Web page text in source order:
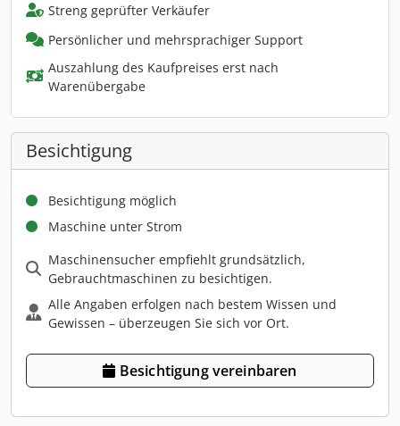
Streng geprüfter Verkäufer
Persönlicher und mehrsprachiger Support
Auszahlung des Kaufpreises erst nach
Warenübergabe
Besichtigung
Besichtigung möglich
Maschine unter Strom
Maschinensucher empfiehlt grundsätzlich,
Gebrauchtmaschinen zu besichtigen.
Alle Angaben erfolgen nach bestem Wissen und
Gewissen – überzeugen Sie sich vor Ort.
Besichtigung vereinbaren